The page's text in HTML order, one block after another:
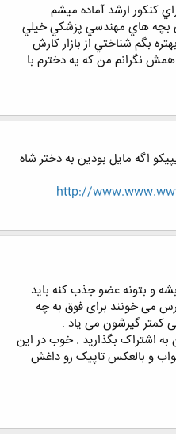
كنكور ارشد آماده ميشم
بچه هاي مهندسي پزشكي خيلي
بگم شناختي از بازار كارش
همش نگرانم من كه يه دخترم با
اگه مایل بودین به دختر شاه
http://
و بتونه عضو جذب کنه باید
می خونند برای فوق به چه
کمتر گیرشون می یاد .
به اشتراک بگذارید . خوب در این
و بالعکس تاپیک رو داغش